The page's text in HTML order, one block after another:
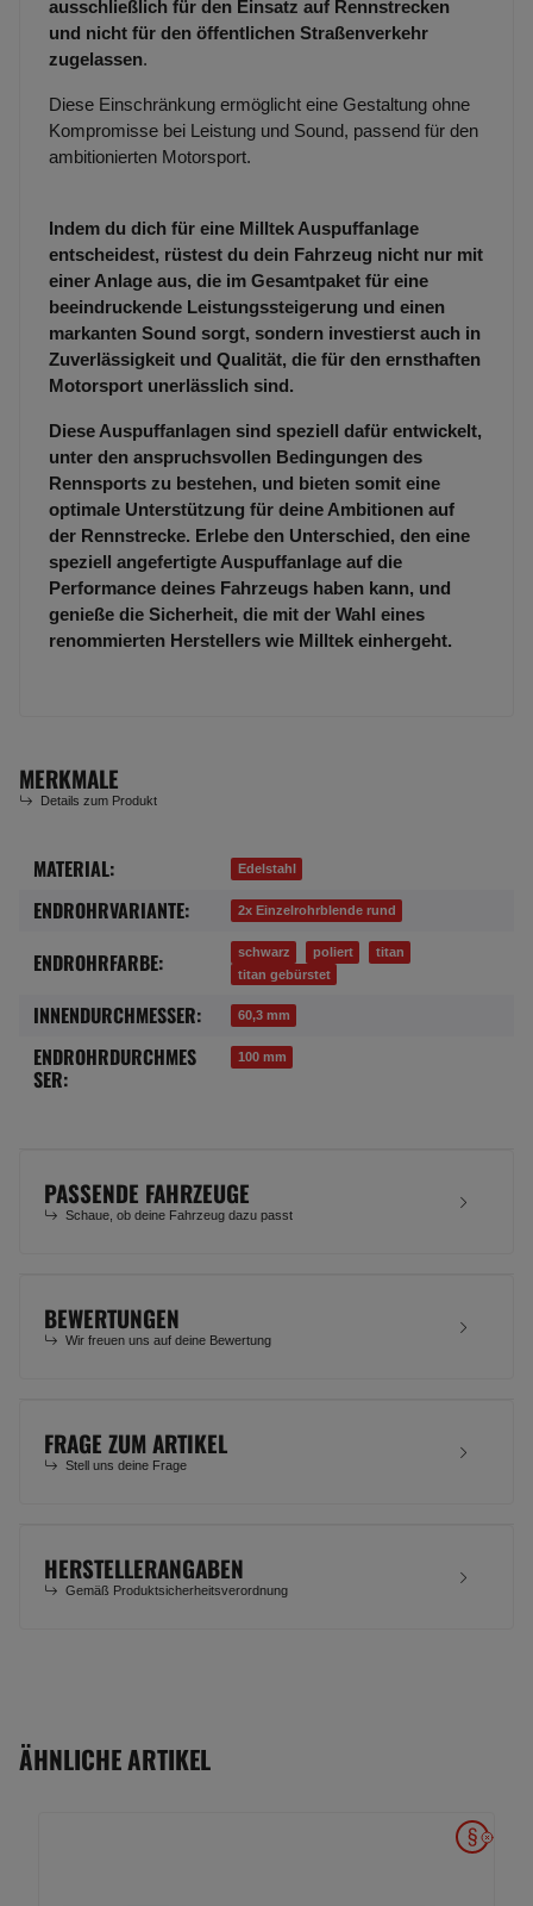
ausschließlich für den Einsatz auf Rennstrecken
und nicht für den öffentlichen Straßenverkehr
zugelassen.
Diese Einschränkung ermöglicht eine Gestaltung ohne
Kompromisse bei Leistung und Sound, passend für den
ambitionierten Motorsport.
Indem du dich für eine Milltek Auspuffanlage
entscheidest, rüstest du dein Fahrzeug nicht nur mit
einer Anlage aus, die im Gesamtpaket für eine
beeindruckende Leistungssteigerung und einen
markanten Sound sorgt, sondern investierst auch in
Zuverlässigkeit und Qualität, die für den ernsthaften
Motorsport unerlässlich sind.
Diese Auspuffanlagen sind speziell dafür entwickelt,
unter den anspruchsvollen Bedingungen des
Rennsports zu bestehen, und bieten somit eine
optimale Unterstützung für deine Ambitionen auf
der Rennstrecke. Erlebe den Unterschied, den eine
speziell angefertigte Auspuffanlage auf die
Performance deines Fahrzeugs haben kann, und
genieße die Sicherheit, die mit der Wahl eines
renommierten Herstellers wie Milltek einhergeht.
MERKMALE
Details zum Produkt
Produkteigenschaft
Wert
MATERIAL: Edelstahl
ENDROHRVARIANTE: 2x Einzelrohrblende rund
ENDROHRFARBE: schwarz poliert
titan
titan gebürstet
INNENDURCHMESSER: 60,3 mm
ENDROHRDURCHMES
SER:
100 mm
PASSENDE FAHRZEUGE
Schaue, ob deine Fahrzeug dazu passt
BEWERTUNGEN
Wir freuen uns auf deine Bewertung
FRAGE ZUM ARTIKEL
Stell uns deine Frage
HERSTELLERANGABEN
Gemäß Produktsicherheitsverordnung
ÄHNLICHE ARTIKEL